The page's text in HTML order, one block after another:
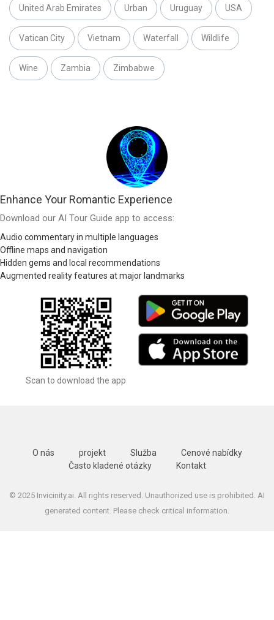
United Arab Emirates Urban Uruguay USA
Vatican City Vietnam Waterfall Wildlife
Wine Zambia Zimbabwe
Enhance Your Romantic Experience
Download our AI Tour Guide app to access:
Audio commentary in multiple languages
Offline maps and navigation
Hidden gems and local recommendations
Augmented reality features at major landmarks
Scan to download the app
O nás projekt Služba
Cenové nabídky
Často kladené otázky
Kontakt
© 2025 Invicinity.ai. All rights reserved. Unauthorized use is prohibited. AI
generated content. Please check critical information.